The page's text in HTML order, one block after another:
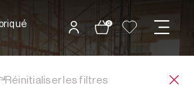
cookies
0
Réinitialiser les filtres